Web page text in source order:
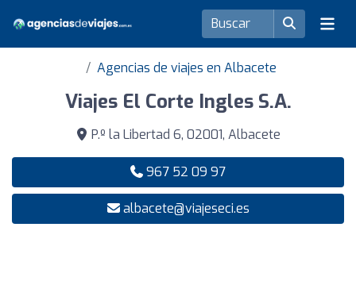
Agencias de viajes en Albacete
Viajes El Corte Ingles S.A.
P.º la Libertad 6, 02001, Albacete
967 52 09 97
albacete@viajeseci.es